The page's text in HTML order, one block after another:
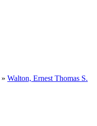
» Walton, Ernest Thomas S.